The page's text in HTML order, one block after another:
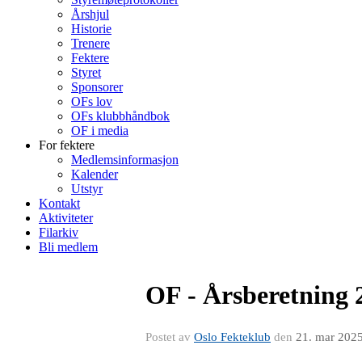
Årshjul
Historie
Trenere
Fektere
Styret
Sponsorer
OFs lov
OFs klubbhåndbok
OF i media
For fektere
Medlemsinformasjon
Kalender
Utstyr
Kontakt
Aktiviteter
Filarkiv
Bli medlem
OF - Årsberetning
Postet av Oslo Fekteklub den 21. mar 2025